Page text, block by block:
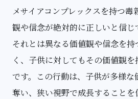
メサイアコンプレックスを持つ
観や信念が絶対的に正しいと信じ
それとは異なる価値観や信念を持
く、子供に対してもその価値観
です。この行動は、子供が多様
奪い、狭い視野で成長することを